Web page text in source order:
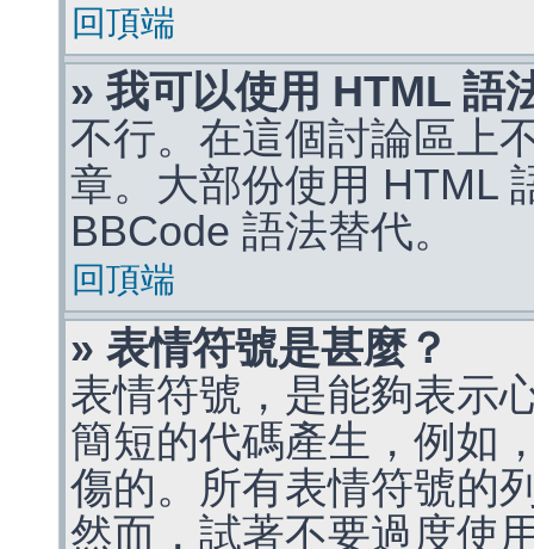
回頂端
» 我可以使用 HTML 語
不行。在這個討論區上
章。大部份使用 HTML
BBCode 語法替代。
回頂端
» 表情符號是甚麼？
表情符號，是能夠表示
簡短的代碼產生，例如
傷的。所有表情符號的
然而，試著不要過度使